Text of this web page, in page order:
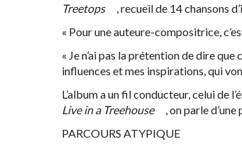
Treetops
, recueil de 14 chansons
« Pour une auteure-compositrice,
« Je n’ai pas la prétention de dire
influences et mes inspirations, qui
L’album a un fil conducteur, celui de
Live in a Treehouse
, on parle
PARCOURS ATYPIQUE